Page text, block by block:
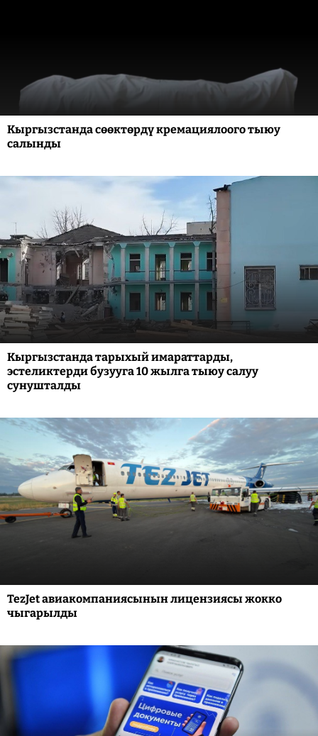
Кыргызстанда сөөктөрдү кремациялоого тыюу
салынды
Кыргызстанда тарыхый имараттарды,
эстеликтерди бузууга 10 жылга тыюу салуу
сунушталды
TezJet авиакомпаниясынын лицензиясы жокко
чыгарылды